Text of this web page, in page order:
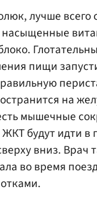
лучше всего
насыщенные
пищи
на
мышечные
будут идти в
вниз. Врач
во время